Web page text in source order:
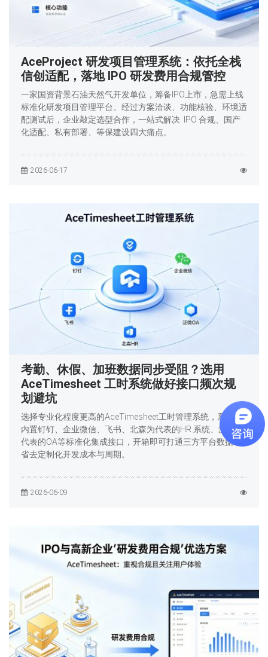
AceProject 研发项目管理系统：依托全栈
信创适配，落地 IPO 研发费用合规管控
一家国资背景石油天然气开发单位，筹备IPO上市，急需上线
标准化研发项目管理平台。经过方案洽谈、功能核验、环境适
配测试后，企业敲定选型合作，一站式解决: IPO 合规、国产
化适配、私有部署、等保建设四大痛点。
2026-06-17
考勤、休假、加班数据同步受阻？选用
AceTimesheet 工时系统做好接口频次规
划避坑
选择专业化程度更高的AceTimesheet工时管理系统，系统已
内置钉钉、企业微信、飞书、北森为代表的HR 系统、泛微为
代表的OA等标准化集成接口，开箱即可打通三方平台数据，
省去定制化开发成本与周期。
2026-06-09